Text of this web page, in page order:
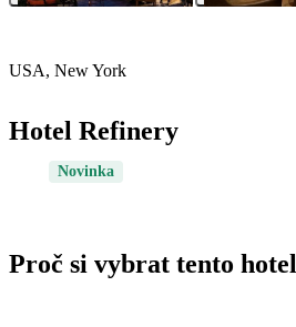
USA, New York
Hotel Refinery
Novinka
Proč si vybrat tento hotel